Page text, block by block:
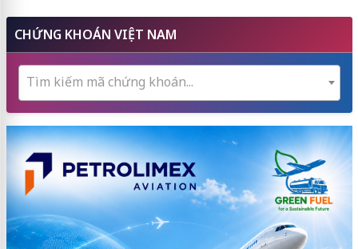
CHỨNG KHOÁN VIỆT NAM
Tìm kiếm mã chứng khoán...